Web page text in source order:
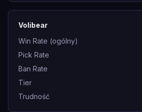
Volibear
Win Rate (ogólny)
Pick Rate
Ban Rate
Tier
Trudność